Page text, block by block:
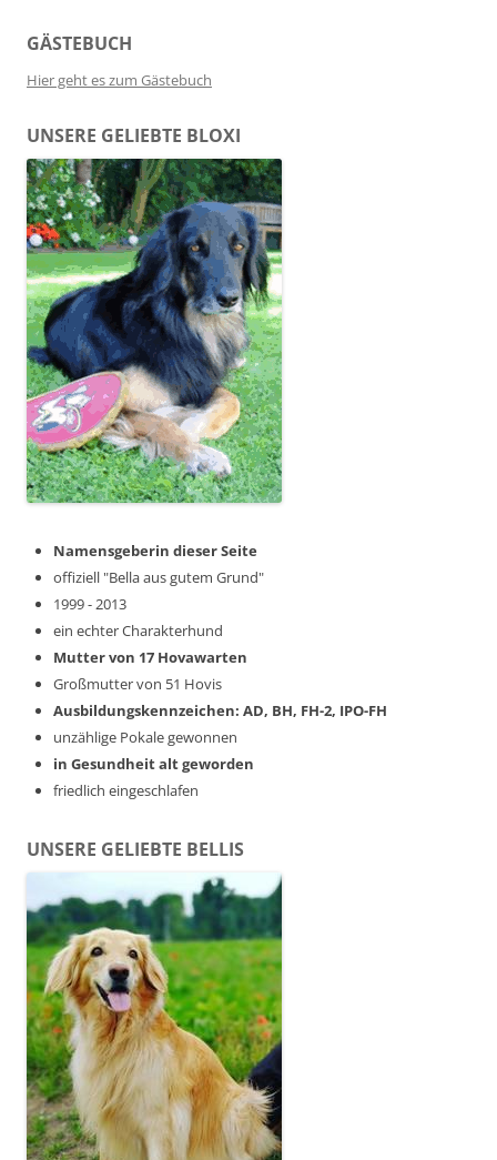
GÄSTEBUCH
Hier geht es zum Gästebuch
UNSERE GELIEBTE BLOXI
Namensgeberin dieser Seite
offiziell "Bella aus gutem Grund"
1999 - 2013
ein echter Charakterhund
Mutter von 17 Hovawarten
Großmutter von 51 Hovis
Ausbildungskennzeichen: AD, BH, FH-2, IPO-FH
unzählige Pokale gewonnen
in Gesundheit alt geworden
friedlich eingeschlafen
UNSERE GELIEBTE BELLIS